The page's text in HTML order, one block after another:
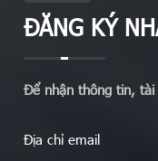
ĐĂNG KÝ
Để nhận thông tin, tài
Địa chỉ email